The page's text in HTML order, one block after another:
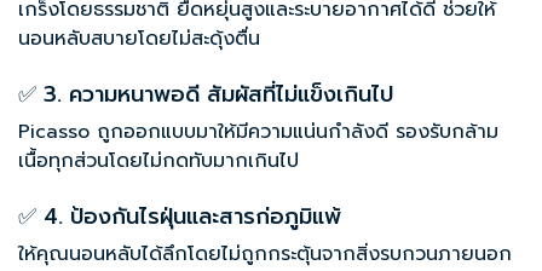
เกร็งโดยธรรมชาติ ยืดหยุ่นสูงและระบายอากาศได้ดี ช่วยให้
นอนหลับสบายโดยไม่สะดุ้งตื่น
✅ 3. ความหนาพอดี สัมผัสที่ไม่แข็งเกินไป
Picasso ถูกออกแบบมาให้มีความแน่นกำลังดี รองรับกล้าม
เนื้อทุกส่วนโดยไม่กดทับมากเกินไป
✅ 4. ป้องกันไรฝุ่นและสารก่อภูมิแพ้
ให้คุณนอนหลับได้ลึกโดยไม่ถูกกระตุ้นจากสิ่งรบกวนภายนอก